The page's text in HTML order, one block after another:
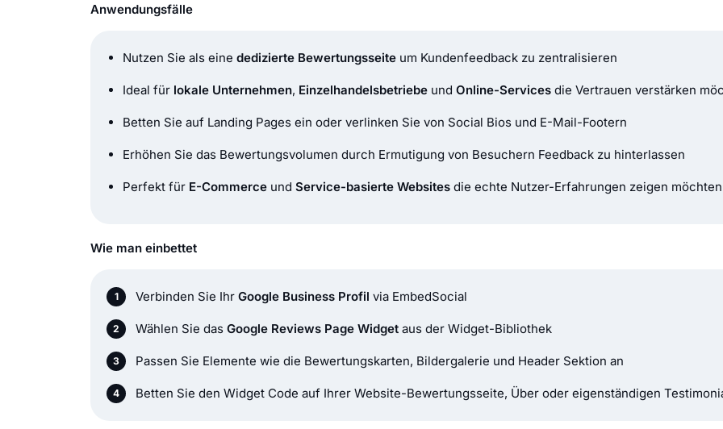
Anwendungsfälle
Nutzen Sie als eine dedizierte Bewertungsseite um Kundenfeedback zu zentralisieren
Ideal für lokale Unternehmen, Einzelhandelsbetriebe und Online-Services die Vertrauen verstärken
Betten Sie auf Landing Pages ein oder verlinken Sie von Social Bios und E-Mail-Footern
Erhöhen Sie das Bewertungsvolumen durch Ermutigung von Besuchern Feedback zu hinterlassen
Perfekt für E-Commerce und Service-basierte Websites die echte Nutzer-Erfahrungen zeigen möchten
Wie man einbettet
Verbinden Sie Ihr Google Business Profil via EmbedSocial
Wählen Sie das Google Reviews Page Widget aus der Widget-Bibliothek
Passen Sie Elemente wie die Bewertungskarten, Bildergalerie und Header Sektion an
Betten Sie den Widget Code auf Ihrer Website-Bewertungsseite, Über oder eigenständigen